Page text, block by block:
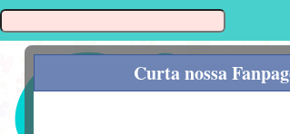
Curta nossa